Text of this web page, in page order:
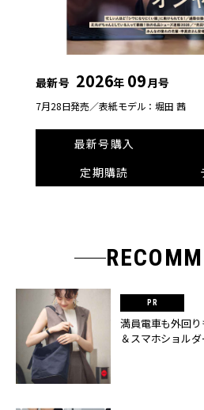
最新号 2026年 09月号
7月28日発売／表紙モデル：堀田 茜
最新号購入
定期購読
満員電車も外回
＆スマホショル